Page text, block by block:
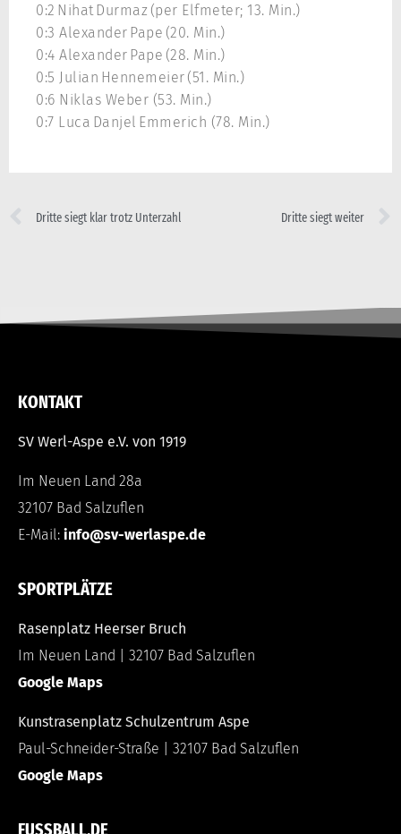
0:2 Nihat Durmaz (per Elfmeter; 13. Min.)
0:3 Alexander Pape (20. Min.)
0:4 Alexander Pape (28. Min.)
0:5 Julian Hennemeier (51. Min.)
0:6 Niklas Weber (53. Min.)
0:7 Luca Danjel Emmerich (78. Min.)
Dritte siegt klar trotz Unterzahl Dritte siegt weiter
KONTAKT
SV Werl-Aspe e.V. von 1919
Im Neuen Land 28a
32107 Bad Salzuflen
E-Mail: info@sv-werlaspe.de
SPORTPLÄTZE
Rasenplatz Heerser Bruch
Im Neuen Land | 32107 Bad Salzuflen
Google Maps
Kunstrasenplatz Schulzentrum Aspe
Paul-Schneider-Straße | 32107 Bad Salzuflen
Google Maps
FUSSBALL.DE